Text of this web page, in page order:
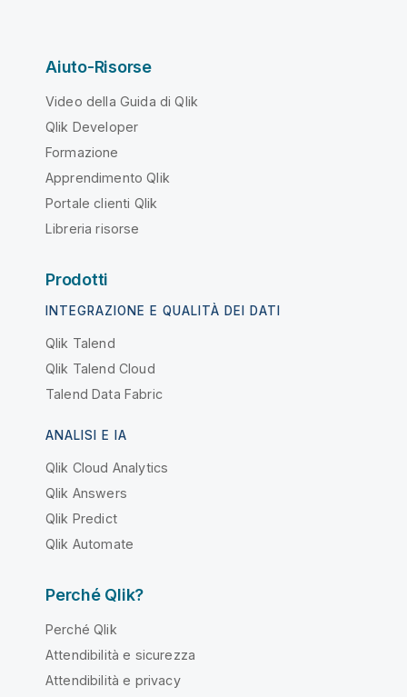
Aiuto-Risorse
Video della Guida di Qlik
Qlik Developer
Formazione
Apprendimento Qlik
Portale clienti Qlik
Libreria risorse
Prodotti
INTEGRAZIONE E QUALITÀ DEI DATI
Qlik Talend
Qlik Talend Cloud
Talend Data Fabric
ANALISI E IA
Qlik Cloud Analytics
Qlik Answers
Qlik Predict
Qlik Automate
Perché Qlik?
Perché Qlik
Attendibilità e sicurezza
Attendibilità e privacy